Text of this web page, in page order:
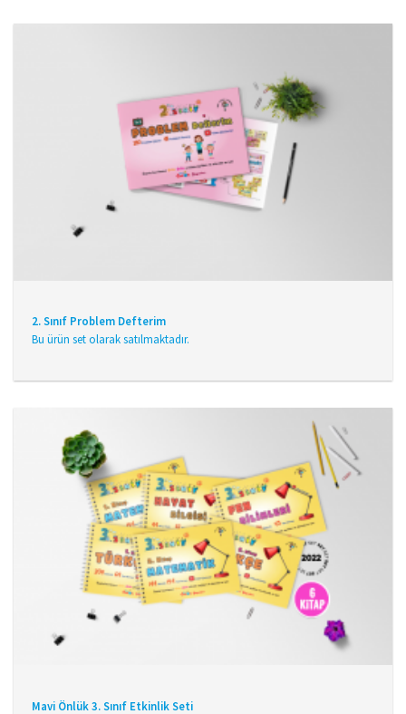
2. Sınıf Problem Defterim
Bu ürün set olarak satılmaktadır.
Mavi Önlük 3. Sınıf Etkinlik Seti